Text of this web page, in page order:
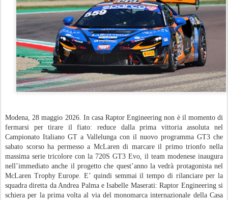
Modena, 28 maggio 2026. In casa Raptor Engineering non è il momento di
fermarsi per tirare il fiato: reduce dalla prima vittoria assoluta nel
Campionato Italiano GT a Vallelunga con il nuovo programma GT3 che
sabato scorso ha permesso a McLaren di marcare il primo trionfo nella
massima serie tricolore con la 720S GT3 Evo, il team modenese inaugura
nell’immediato anche il progetto che quest’anno la vedrà protagonista nel
McLaren Trophy Europe. E’ quindi semmai il tempo di rilanciare per la
squadra diretta da Andrea Palma e Isabelle Maserati: Raptor Engineering si
schiera per la prima volta al via del monomarca internazionale della Casa